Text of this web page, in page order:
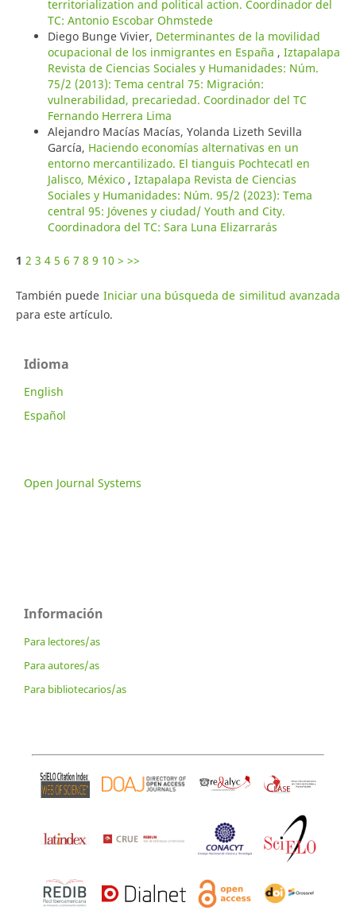
territorialization and political action. Coordinador del
TC: Antonio Escobar Ohmstede
Diego Bunge Vivier, Determinantes de la movilidad
ocupacional de los inmigrantes en España , Iztapalapa
Revista de Ciencias Sociales y Humanidades: Núm.
75/2 (2013): Tema central 75: Migración:
vulnerabilidad, precariedad. Coordinador del TC
Fernando Herrera Lima
Alejandro Macías Macías, Yolanda Lizeth Sevilla
García, Haciendo economías alternativas en un
entorno mercantilizado. El tianguis Pochtecatl en
Jalisco, México , Iztapalapa Revista de Ciencias
Sociales y Humanidades: Núm. 95/2 (2023): Tema
central 95: Jóvenes y ciudad/ Youth and City.
Coordinadora del TC: Sara Luna Elizarrarás
1 2 3 4 5 6 7 8 9 10 > >>
También puede Iniciar una búsqueda de similitud avanzada
para este artículo.
Idioma
English
Español
Open Journal Systems
Información
Para lectores/as
Para autores/as
Para bibliotecarios/as